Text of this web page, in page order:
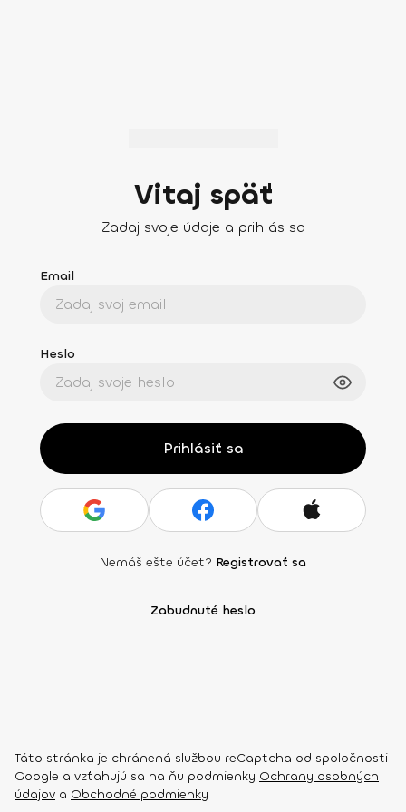
Vitaj späť
Zadaj svoje údaje a prihlás sa
Email
Heslo
Prihlásiť sa
Nemáš ešte účet? Registrovať sa
Zabudnuté heslo
Táto stránka je chránená službou reCaptcha od spoločnosti
Google a vzťahujú sa na ňu podmienky Ochrany osobných
údajov a Obchodné podmienky